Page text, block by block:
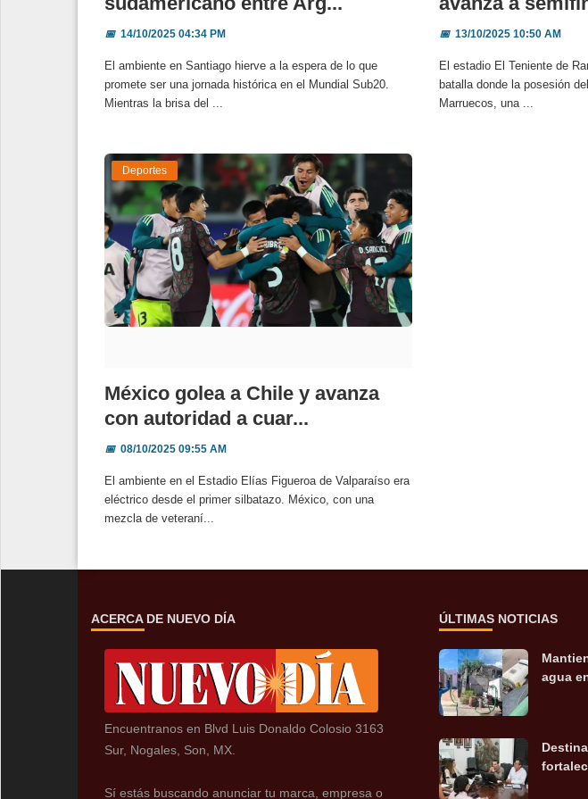
📅14/10/2025 04:34 PM
El ambiente en Santiago hierve a la espera de lo que
promete ser una jornada histórica en el Mundial Sub20.
Mientras la brisa del ...
📅13/10/2025 10:50 AM
El estadio El Teniente de
batalla donde la posesión
Marruecos, una ...
Deportes
México golea a Chile y avanza
con autoridad a cuar...
📅08/10/2025 09:55 AM
El ambiente en el Estadio Elías Figueroa de Valparaíso era
eléctrico desde el primer silbatazo. México, con una
mezcla de veteraní...
ACERCA DE NUEVO DÍA
Encuentranos en Blvd Luis Donaldo Colosio 3163
Sur, Nogales, Son, MX.
Sí estás buscando anunciar tu marca, empresa o
ÚLTIMAS NOTICIAS
agua